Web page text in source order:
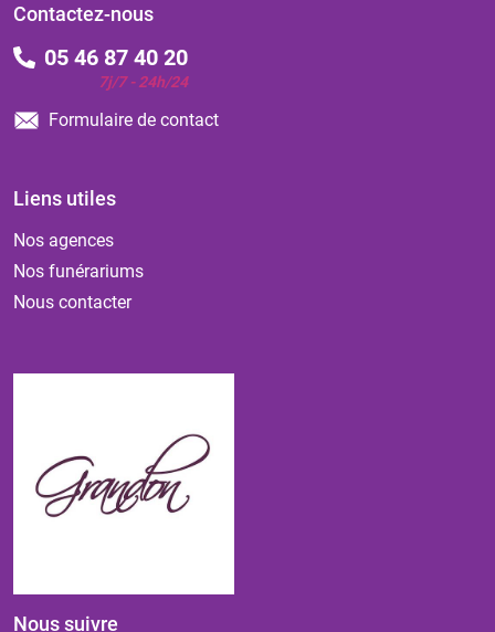
Contactez-nous
05 46 87 40 20
7j/7 - 24h/24
Formulaire de contact
Liens utiles
Nos agences
Nos funérariums
Nous contacter
Nous suivre